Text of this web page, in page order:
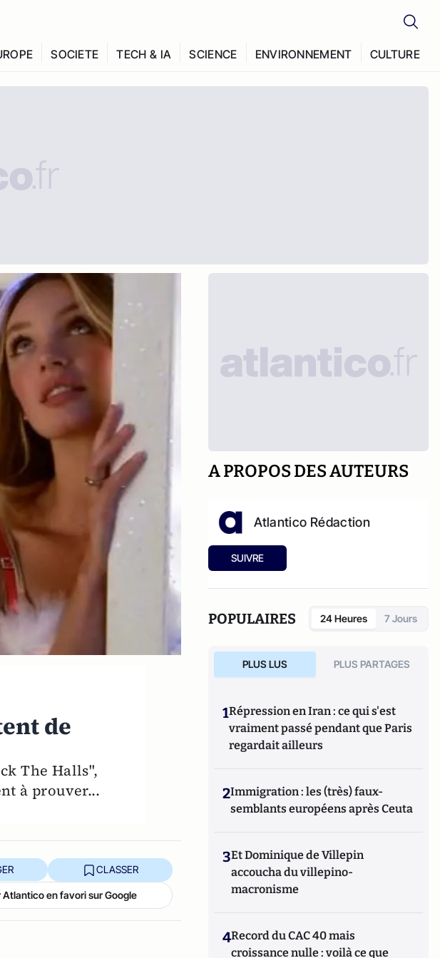
SOCIETE TECH & IA SCIENCE ENVIRONNEMENT CULTURE
de
The Halls",
à prouver...
CLASSER
Atlantico en favori sur Google
A PROPOS DES AUTEURS
Atlantico Rédaction
SUIVRE
POPULAIRES 24 Heures 7 Jours
PLUS LUS PLUS PARTAGES
1Répression en Iran : ce qui s'est
vraiment passé pendant que Paris
regardait ailleurs
2Immigration : les (très) faux-
semblants européens après Ceuta
3Et Dominique de Villepin
accoucha du villepino-
macronisme
4Record du CAC 40 mais
croissance nulle : voilà ce que